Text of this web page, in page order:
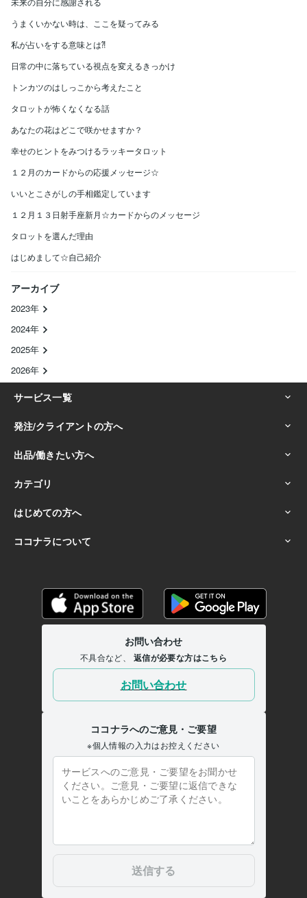
うまくいかない時は、ここを疑ってみる
私が占いをする意味とは⁈
日常の中に落ちている視点を変えるきっかけ
トンカツのはしっこから考えたこと
タロットが怖くなくなる話
あなたの花はどこで咲かせますか？
幸せのヒントをみつけるラッキータロット
１２月のカードからの応援メッセージ☆
いいとこさがしの手相鑑定しています
１２月１３日射手座新月☆カードからのメッセージ
タロットを選んだ理由
はじめまして☆自己紹介
アーカイブ
2023年
2024年
2025年
2026年